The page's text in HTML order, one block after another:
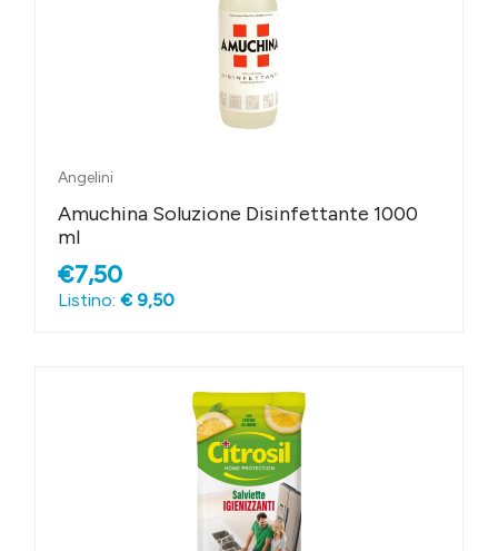
Angelini
Amuchina Soluzione Disinfettante 1000
ml
€7,50
Listino: € 9,50